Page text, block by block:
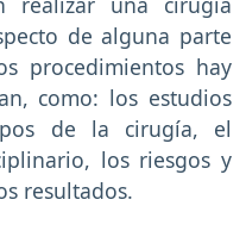
de alguna parte
procedimientos hay
como: los estudios
de la cirugía, el
los riesgos y
resultados.